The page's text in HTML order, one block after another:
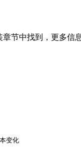
节中找到，更多
变化